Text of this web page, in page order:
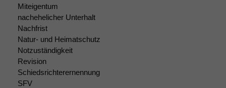
Miteigentum
nachehelicher Unterhalt
Nachfrist
Natur- und Heimatschutz
Notzuständigkeit
Revision
Schiedsrichterernennung
SFV